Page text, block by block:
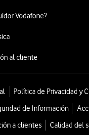
Vodafone?
al cliente
Política de Privacidad y
de Información
a clientes
Calidad del